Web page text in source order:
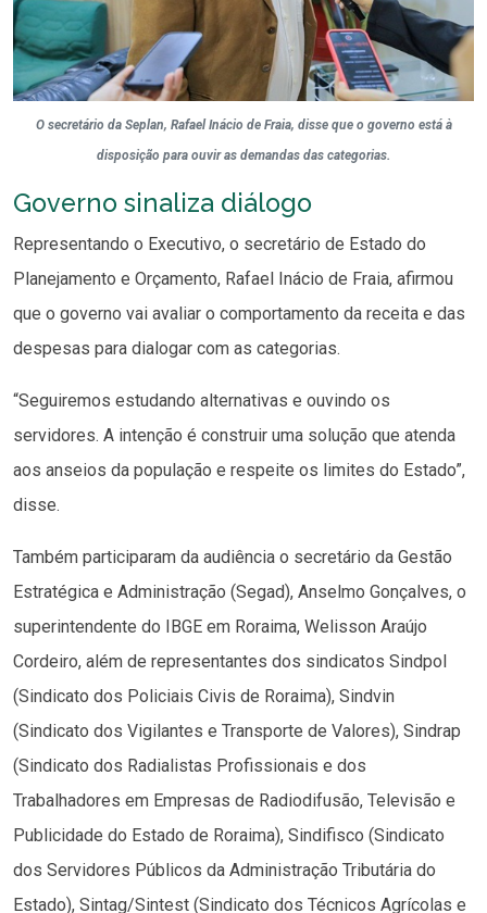
O secretário da Seplan, Rafael Inácio de Fraia, disse que o governo está à
disposição para ouvir as demandas das categorias.
Governo sinaliza diálogo
Representando o Executivo, o secretário de Estado do
Planejamento e Orçamento, Rafael Inácio de Fraia, afirmou
que o governo vai avaliar o comportamento da receita e das
despesas para dialogar com as categorias.
“Seguiremos estudando alternativas e ouvindo os
servidores. A intenção é construir uma solução que atenda
aos anseios da população e respeite os limites do Estado”,
disse.
Também participaram da audiência o secretário da Gestão
Estratégica e Administração (Segad), Anselmo Gonçalves, o
superintendente do IBGE em Roraima, Welisson Araújo
Cordeiro, além de representantes dos sindicatos Sindpol
(Sindicato dos Policiais Civis de Roraima), Sindvin
(Sindicato dos Vigilantes e Transporte de Valores), Sindrap
(Sindicato dos Radialistas Profissionais e dos
Trabalhadores em Empresas de Radiodifusão, Televisão e
Publicidade do Estado de Roraima), Sindifisco (Sindicato
dos Servidores Públicos da Administração Tributária do
Estado), Sintag/Sintest (Sindicato dos Técnicos Agrícolas e